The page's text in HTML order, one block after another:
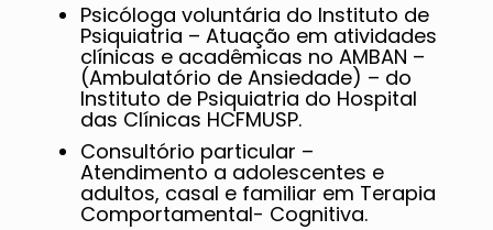
Psicóloga voluntária do Instituto de
Psiquiatria – Atuação em atividades
clínicas e acadêmicas no AMBAN –
(Ambulatório de Ansiedade) – do
Instituto de Psiquiatria do Hospital
das Clínicas HCFMUSP.
Consultório particular –
Atendimento a adolescentes e
adultos, casal e familiar em Terapia
Comportamental- Cognitiva.